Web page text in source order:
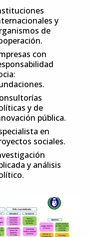
y
de
con
y de
pública.
en
sociales.
y análisis